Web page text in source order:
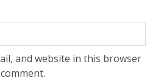
and website in this browser